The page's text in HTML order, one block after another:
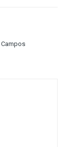
Campos